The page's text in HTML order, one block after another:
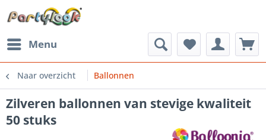
Menu
Naar overzicht Ballonnen
Zilveren ballonnen van stevige kwaliteit
50 stuks